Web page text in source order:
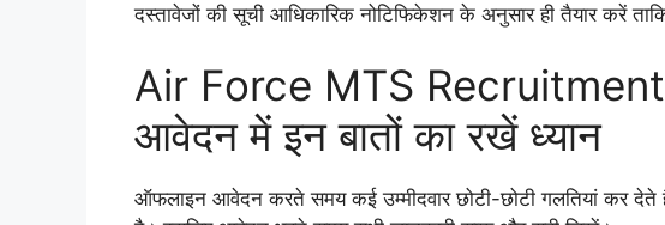
दस्तावेजों की सूची आधिकारिक नोटिफिकेशन के अनुसार ही तैयार करें
Air Force MTS
आवेदन में इन बातों का रखें ध्यान
ऑफलाइन आवेदन करते समय कई उम्मीदवार छोटी-छोटी गलतियां कर देते